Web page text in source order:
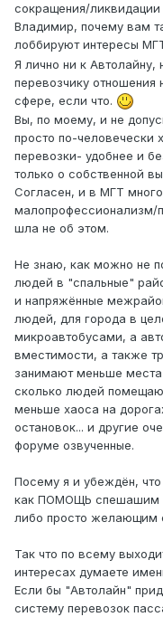
сокращения/
Владимир, почему вам
лоббируют интересы
Я лично ни к
перевозчику
сфере, если что.
Вы, по моему, и не
просто по-человечески
перевозки- удобнее и
только о собственной
Согласен, и в МГТ
малопрофессионализм/
шла не об этом.
Не знаю, как можно не
людей в "спальные"
и напряжённые
людей, для города в
микроавтобусами, а
вместимости, а также
занимают меньше
сколько людей
меньше хаоса на
остановок... и другие
форуме озвученные.
Посему я и убеждён,
как ПОМОЩЬ спешашим
либо просто желающим
Так что по всему
интересах думаете
Если бы "Автолайн"
систему перевозок